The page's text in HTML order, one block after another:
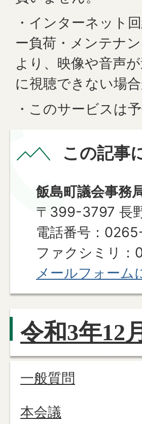
・インターネット
ー負荷・メンテナ
より、映像や音声
に視聴できない場合
・このサービスは
この記事
飯島町議会事務
〒399-3797 長
電話番号：
ファクシミリ
メールフォーム
令和3年12
一般質問
本会議